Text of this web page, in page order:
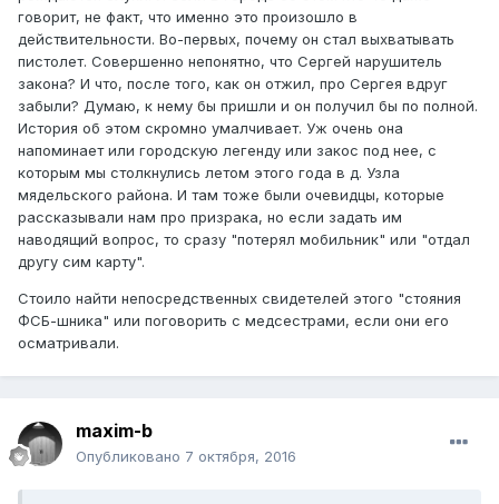
говорит, не факт, что именно это произошло в
действительности. Во-первых, почему он стал выхватывать
пистолет. Совершенно непонятно, что Сергей нарушитель
закона? И что, после того, как он отжил, про Сергея вдруг
забыли? Думаю, к нему бы пришли и он получил бы по полной.
История об этом скромно умалчивает. Уж очень она
напоминает или городскую легенду или закос под нее, с
которым мы столкнулись летом этого года в д. Узла
мядельского района. И там тоже были очевидцы, которые
рассказывали нам про призрака, но если задать им
наводящий вопрос, то сразу "потерял мобильник" или "отдал
другу сим карту".
Стоило найти непосредственных свидетелей этого "стояния
ФСБ-шника" или поговорить с медсестрами, если они его
осматривали.
maxim-b
Опубликовано 7 октября, 2016